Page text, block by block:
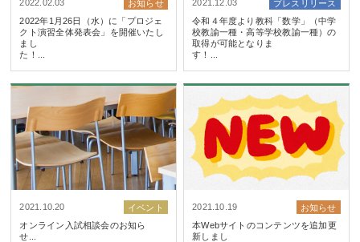
2022.02.03
お知らせ
2022年1月26日（水）に「プロジェ
クト演習全体発表会」を開催いたし
まし
た！...
2021.12.03
プレスリリース
令和４年度より教科「数学」（中学
校教諭一種・高等学校教諭一種）の
取得が可能となりま
す！...
2021.10.20
イベント
オンライン入試相談会のお知ら
せ
2021.10.19
お知らせ
本Webサイトのコンテンツを追加更
新しまし